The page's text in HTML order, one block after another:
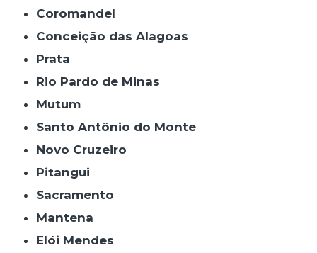
Coromandel
Conceição das Alagoas
Prata
Rio Pardo de Minas
Mutum
Santo Antônio do Monte
Novo Cruzeiro
Pitangui
Sacramento
Mantena
Elói Mendes